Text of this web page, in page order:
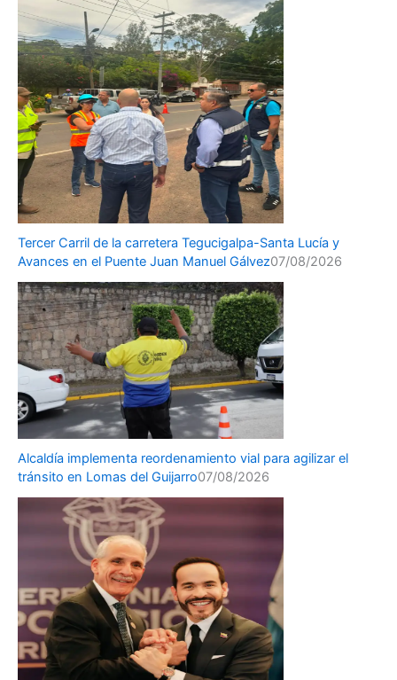
Tercer Carril de la carretera Tegucigalpa-Santa Lucía y
Avances en el Puente Juan Manuel Gálvez07/08/2026
Alcaldía implementa reordenamiento vial para agilizar el
tránsito en Lomas del Guijarro07/08/2026